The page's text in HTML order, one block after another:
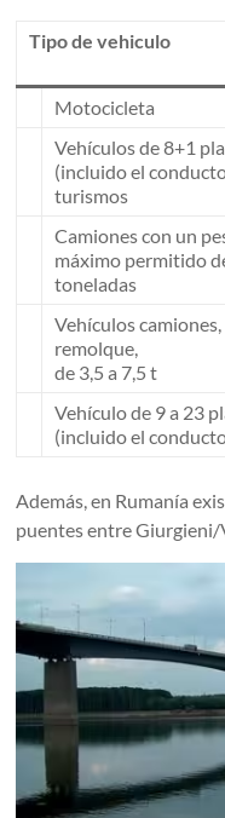
Tipo de vehiculo
Motocicleta
Vehículos de 8+1
(incluido el
turismos
Camiones con un
máximo permitido
toneladas
Vehículos
remolque,
de 3,5 a 7,5 t
Vehículo de 9 a 23
(incluido el
Además, en Rumanía
puentes entre Giurgieni/